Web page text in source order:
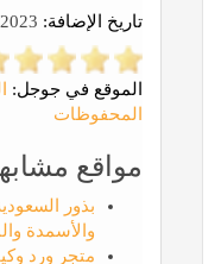
تاريخ الإضافة:
الموقع في جوجل:
المحفوظات
مواقع
بذور
والأسمدة
متجر ورد